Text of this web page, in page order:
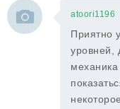
atoori1196
Приятно
уровней,